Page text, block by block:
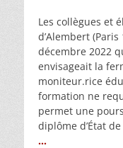
Les collègues et
d’Alembert
décembre 2022
envisageait la
moniteur.rice
formation ne
permet une
diplôme d’État
…